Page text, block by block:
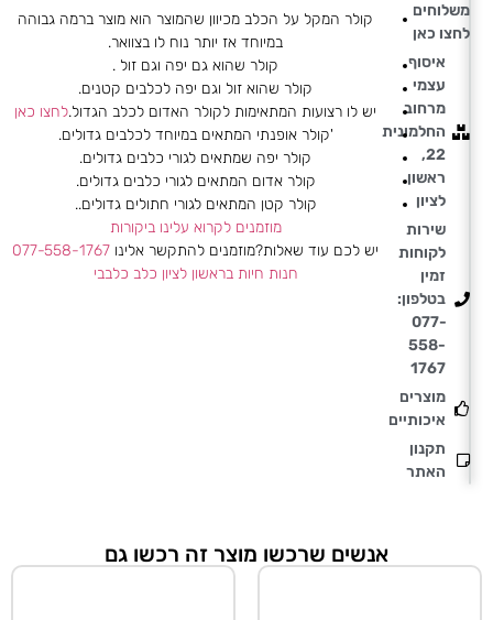
משלוחים
לחצו כאן
איסוף
עצמי
מרחוב
החלמונית
22,
ראשון
לציון
שירות
לקוחות
זמין
בטלפון:
077-
558-
1767
מוצרים
איכותיים
תקנון
האתר
קולר המקל על הכלב מכיוון שהמוצר הוא מוצר ברמה גבוהה
במיוחד אז יותר נוח לו בצוואר.
קולר שהוא גם יפה וגם זול .
קולר שהוא זול וגם יפה לכלבים קטנים.
יש לו רצועות המתאימות לקולר האדום לכלב הגדול.לחצו כאן
'קולר אופנתי המתאים במיוחד לכלבים גדולים.
קולר יפה שמתאים לגורי כלבים גדולים.
קולר אדום המתאים לגורי כלבים גדולים.
קולר קטן המתאים לגורי חתולים גדולים..
מוזמנים לקרוא עלינו ביקורות
יש לכם עוד שאלות?מוזמנים להתקשר אלינו 077-558-1767
חנות חיות בראשון לציון כלב כלבבי
אנשים שרכשו מוצר זה רכשו גם